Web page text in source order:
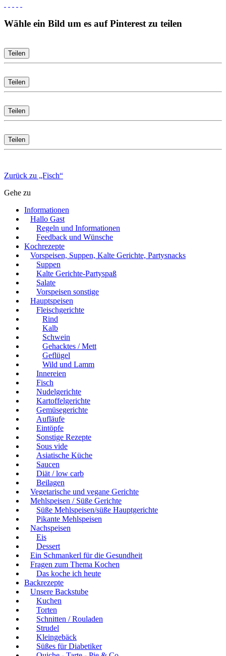
Wähle ein Bild um es auf Pinterest zu teilen
Teilen
Teilen
Teilen
Teilen
Zurück zu „Fisch“
Gehe zu
Informationen
Hallo Gast
Regeln und Informationen
Feedback und Wünsche
Kochrezepte
Vorspeisen, Suppen, Kalte Gerichte, Partysnacks
Suppen
Kalte Gerichte-Partyspaß
Salate
Vorspeisen sonstige
Hauptspeisen
Fleischgerichte
Rind
Kalb
Schwein
Gehacktes / Mett
Geflügel
Wild und Lamm
Innereien
Fisch
Nudelgerichte
Kartoffelgerichte
Gemüsegerichte
Aufläufe
Eintöpfe
Sonstige Rezepte
Sous vide
Asiatische Küche
Saucen
Diät / low carb
Beilagen
Vegetarische und vegane Gerichte
Mehlspeisen / Süße Gerichte
Süße Mehlspeisen/süße Hauptgerichte
Pikante Mehlspeisen
Nachspeisen
Eis
Dessert
Ein Schmankerl für die Gesundheit
Fragen zum Thema Kochen
Das koche ich heute
Backrezepte
Unsere Backstube
Kuchen
Torten
Schnitten / Rouladen
Strudel
Kleingebäck
Süßes für Diabetiker